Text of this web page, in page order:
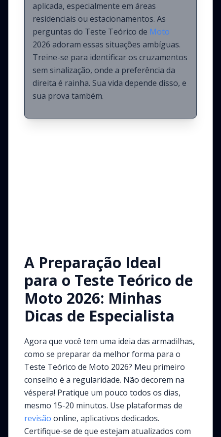
aplicada, especialmente em áreas
residenciais ou estacionamentos. As
perguntas do Teste Teórico de Moto
2026 adoram essas situações ambíguas.
Treine-se para identificar os cruzamentos
sem sinalização, onde a preferência da
direita é rainha. Sua vida depende disso, e
sua prova também.
A Preparação Ideal
para o Teste Teórico de
Moto 2026: Minhas
Dicas de Especialista
Agora que você tem uma ideia das armadilhas,
como se preparar da melhor forma para o
Teste Teórico de Moto 2026? Meu primeiro
conselho é a regularidade. Não decorem na
véspera! Pratique um pouco todos os dias,
mesmo 15-20 minutos. Use plataformas de
revisão online, aplicativos dedicados.
Certifique-se de que estejam atualizados com